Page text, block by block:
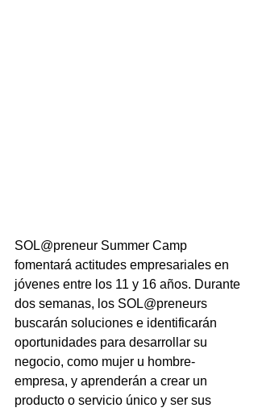
SOL@preneur Summer Camp
fomentará actitudes empresariales en
jóvenes entre los 11 y 16 años. Durante
dos semanas, los SOL@preneurs
buscarán soluciones e identificarán
oportunidades para desarrollar su
negocio, como mujer u hombre-
empresa, y aprenderán a crear un
producto o servicio único y ser sus